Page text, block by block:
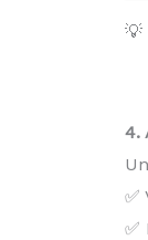
💡
4.
✅
✅